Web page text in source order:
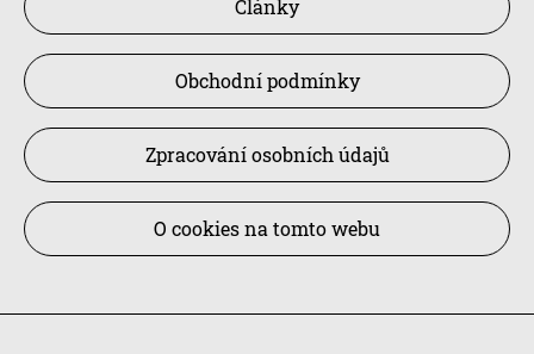
Články
Obchodní podmínky
Zpracování osobních údajů
O cookies na tomto webu